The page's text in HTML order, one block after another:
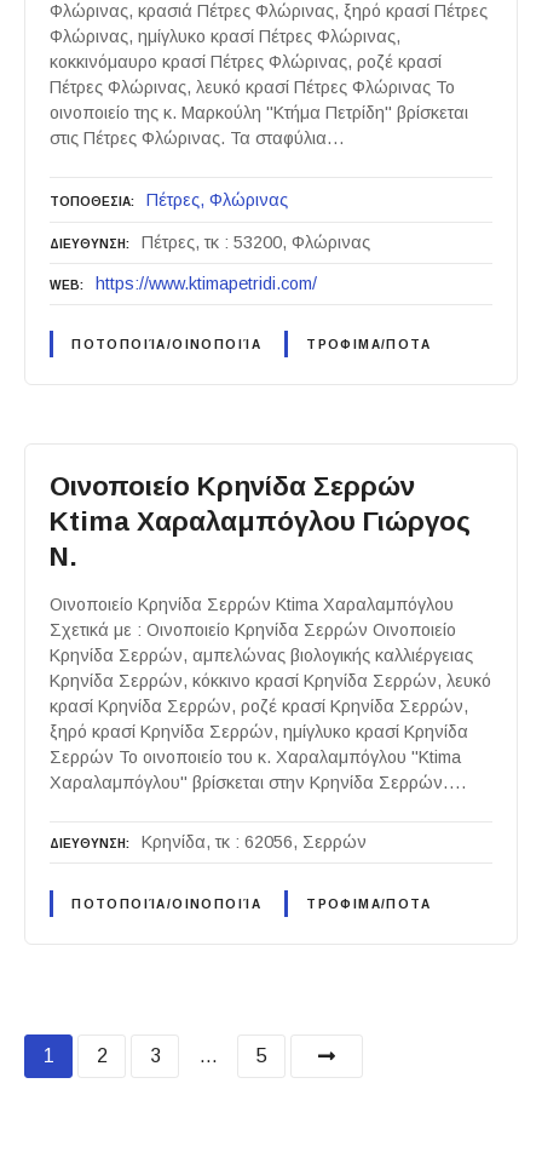
Φλώρινας, κρασιά Πέτρες Φλώρινας, ξηρό κρασί Πέτρες
Φλώρινας, ημίγλυκο κρασί Πέτρες Φλώρινας,
κοκκινόμαυρο κρασί Πέτρες Φλώρινας, ροζέ κρασί
Πέτρες Φλώρινας, λευκό κρασί Πέτρες Φλώρινας Το
οινοποιείο της κ. Μαρκούλη "Κτήμα Πετρίδη" βρίσκεται
στις Πέτρες Φλώρινας. Τα σταφύλια…
ΤΟΠΟΘΕΣΙΑ Πέτρες Φλώρινας
ΔΙΕΥΘΥΝΣΗ Πέτρες, τκ : 53200, Φλώρινας
WEB https://www.ktimapetridi.com/
ΠΟΤΟΠΟΙΊΑ/ΟΙΝΟΠΟΙΊΑ ΤΡΟΦΙΜΑ/ΠΟΤΑ
Οινοποιείο Κρηνίδα Σερρών
Ktima Χαραλαμπόγλου Γιώργος
Ν.
Οινοποιείο Κρηνίδα Σερρών Ktima Χαραλαμπόγλου
Σχετικά με : Οινοποιείο Κρηνίδα Σερρών Οινοποιείο
Κρηνίδα Σερρών, αμπελώνας βιολογικής καλλιέργειας
Κρηνίδα Σερρών, κόκκινο κρασί Κρηνίδα Σερρών, λευκό
κρασί Κρηνίδα Σερρών, ροζέ κρασί Κρηνίδα Σερρών,
ξηρό κρασί Κρηνίδα Σερρών, ημίγλυκο κρασί Κρηνίδα
Σερρών Το οινοποιείο του κ. Χαραλαμπόγλου "Ktima
Χαραλαμπόγλου" βρίσκεται στην Κρηνίδα Σερρών….
ΔΙΕΥΘΥΝΣΗ Κρηνίδα, τκ : 62056, Σερρών
ΠΟΤΟΠΟΙΊΑ/ΟΙΝΟΠΟΙΊΑ ΤΡΟΦΙΜΑ/ΠΟΤΑ
P
1 2 3 … 5